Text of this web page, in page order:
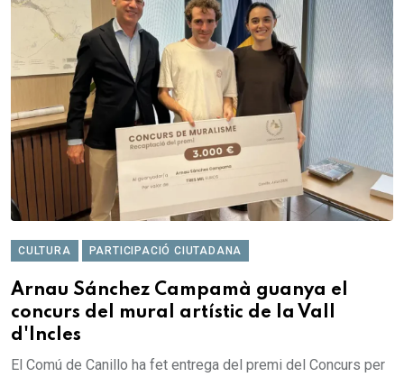
CULTURA PARTICIPACIÓ CIUTADANA
Arnau Sánchez Campamà guanya el
concurs del mural artístic de la Vall
d'Incles
El Comú de Canillo ha fet entrega del premi del Concurs per